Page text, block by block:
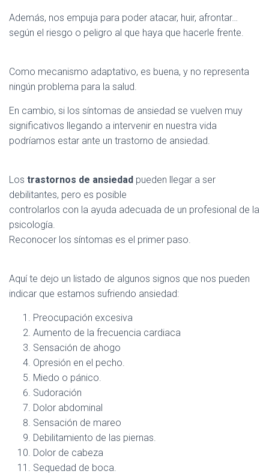
Además, nos empuja para poder atacar, huir, afrontar…
según el riesgo o peligro al que haya que hacerle frente.
Como mecanismo adaptativo, es buena, y no representa
ningún problema para la salud.
En cambio, si los síntomas de ansiedad se vuelven muy
significativos llegando a intervenir en nuestra vida
podríamos estar ante un trastorno de ansiedad.
Los trastornos de ansiedad pueden llegar a ser
debilitantes, pero es posible
controlarlos con la ayuda adecuada de un profesional de la
psicología.
Reconocer los síntomas es el primer paso.
Aquí te dejo un listado de algunos signos que nos pueden
indicar que estamos sufriendo ansiedad:
Preocupación excesiva
Aumento de la frecuencia cardiaca
Sensación de ahogo
Opresión en el pecho.
Miedo o pánico.
Sudoración
Dolor abdominal
Sensación de mareo
Debilitamiento de las piernas.
Dolor de cabeza
Sequedad de boca.